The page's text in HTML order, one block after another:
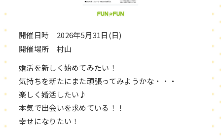
開催日時 2026年5月31日(日)
開催場所 村山
婚活を新しく始めてみたい！
気持ちを新たにまた頑張ってみようかな・・・
楽しく婚活したい♪
本気で出会いを求めている！！
幸せになりたい！